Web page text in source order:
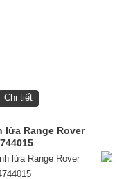
Chi tiết
lửa Range Rover